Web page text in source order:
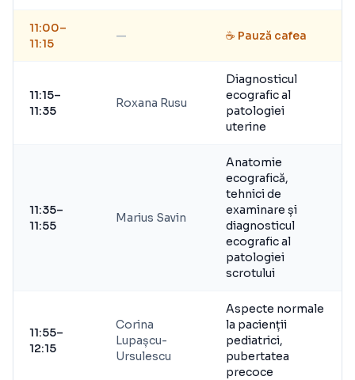
11:00–
11:15
— ☕ Pauză cafea
11:15–
11:35
Roxana Rusu
Diagnosticul
ecografic al
patologiei
uterine
11:35–
11:55
Marius Savin
Anatomie
ecografică,
tehnici de
examinare și
diagnosticul
ecografic al
patologiei
scrotului
11:55–
12:15
Corina
Lupașcu-
Ursulescu
Aspecte normale
la pacienții
pediatrici,
pubertatea
precoce